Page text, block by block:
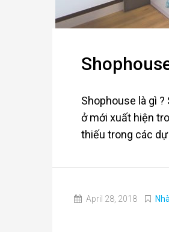
Shophouse là gì ?
ở mới xuất hiện
thiếu trong các
April 28, 2018